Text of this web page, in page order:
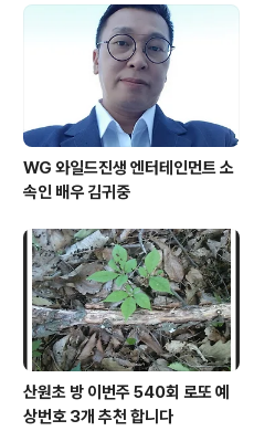
WG 와일드진생 엔터테인먼트 소
속인 배우 김귀중
산원초 방 이번주 540회 로또 예
상번호 3개 추천 합니다